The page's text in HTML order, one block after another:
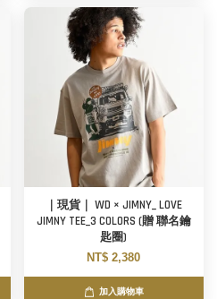
｜現貨｜ WD × JIMNY_ LOVE
JIMNY TEE_3 COLORS (贈 聯名鑰
匙圈)
NT$ 2,380
加入購物車